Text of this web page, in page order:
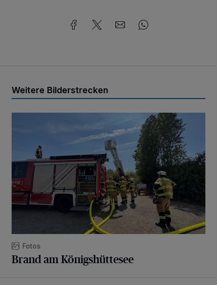
Weitere Bilderstrecken
Fotos
Brand am Königshüttesee